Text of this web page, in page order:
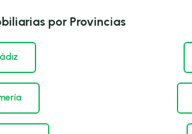
por Provincias